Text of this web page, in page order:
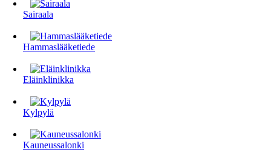
Sairaala
Hammaslääketiede
Eläinklinikka
Kylpylä
Kauneussalonki